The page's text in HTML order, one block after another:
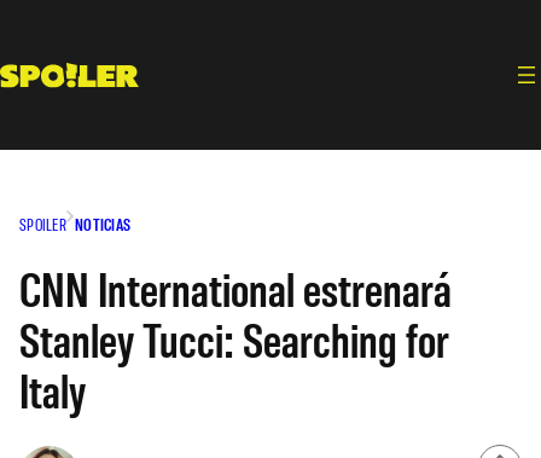
contenido
SPOILER NOTICIAS
CNN International estrenará
Stanley Tucci: Searching for
Italy